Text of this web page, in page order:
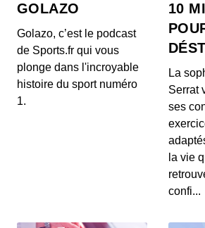
Direction l'Angleterre
l'histoire du constructeur
Un logo, une
00:06:32 - IL Y A 4 ANS
https://art19.com/privacy
Notice at https://...
Un logo, une
00:09:10 - IL Y A 9 MOIS
Dans l'univers très fermé
GOLAZO
Golazo, c’est le podcast
de Sports.fr qui vous
plonge dans l'incroyable
histoire du sport numéro
1.
10
La
Serrat
ses
la vie
confi...